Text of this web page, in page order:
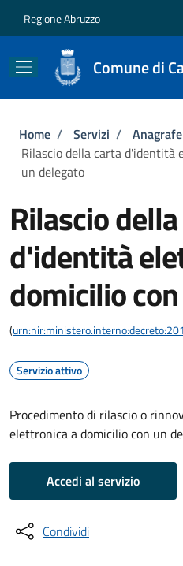
Regione Abruzzo
Comune di
Briciole di pane
Home / Servizi /
Rilascio della carta d'identità
un delegato
Rilascio
d'identità
domicilio
(
Servizio attivo
Procedimento di rilascio o
elettronica a domicilio con un
Accedi al servizio
Condividi